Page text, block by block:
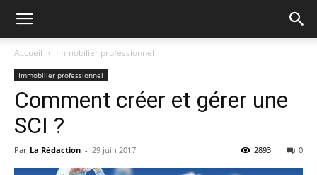
Accueil Immobilier professionnel
Immobilier professionnel
Comment créer et gérer une
SCI ?
Par La Rédaction - 29 juin 2017 0
2893